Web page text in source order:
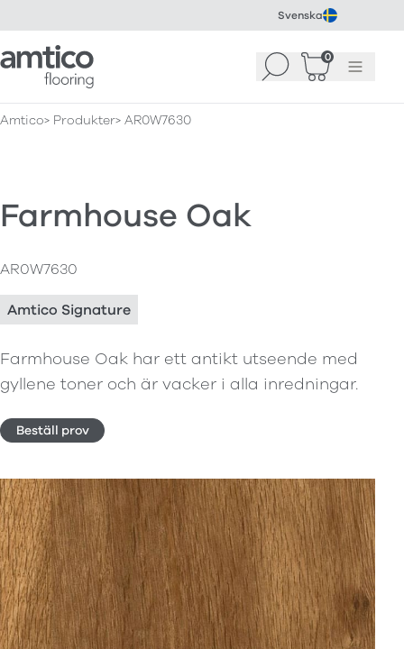
Svenska
Amtico Flooring Sök 0
Korg 0)Meny
Amtico Produkter AR0W7630
Farmhouse Oak
AR0W7630
Amtico Signature
Farmhouse Oak har ett antikt utseende med
gyllene toner och är vacker i alla inredningar.
Beställ prov